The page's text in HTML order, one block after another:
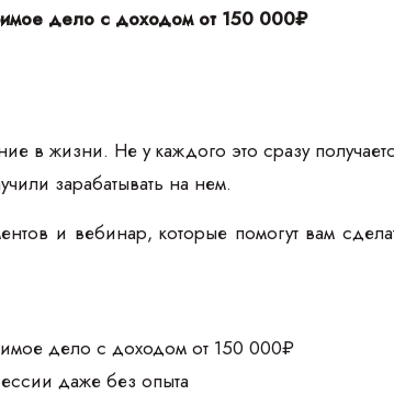
дело с доходом от 150 000₽
в жизни. Не у каждого это сразу
зарабатывать на нем.
и вебинар, которые помогут вам
дело с доходом от 150 000₽
даже без опыта